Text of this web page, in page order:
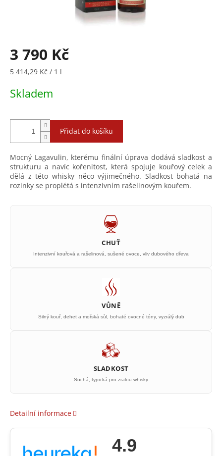
3 790 Kč
Měrná
5 414,29 Kč / 1 l
Skladem
Přidat do košíku
Mocný Lagavulin, kterému finální úprava dodává sladkost a
strukturu a navíc kořenitost, která spojuje kouřový celek a
dělá z této whisky něco výjimečného. Sladkost bohatá na
rozinky se proplétá s intenzivním rašelinovým kouřem.
CHUŤ
Intenzivní kouřová a rašelinová, sušené ovoce, vliv dubového dřeva
VŮNĚ
Silný kouř, dehet a mořská sůl, bohaté ovocné tóny, vyzrálý dub
SLADKOST
Suchá, typická pro zralou whisky
Detailní informace
4.9